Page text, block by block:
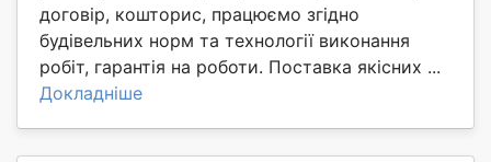
договір, кошторис, працюємо згідно
будівельних норм та технології виконання
робіт, гарантія на роботи. Поставка якісних ...
Докладніше